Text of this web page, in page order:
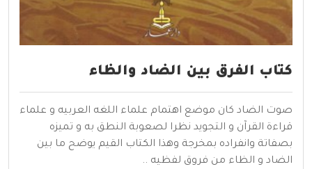
كتاب الفرق بين الضاد والظاء
صوت الضاد كان موضع اهتمام علماء اللغه العربيه و علماء
قراءة القرآن و التجويد نظرا لصعوبة النطق به و تميزه
بصفاتة وانفراده بمخرجة وهذا الكتاب القيم يوضح ما بين
الضاد و الظاء من فروق لفظيه ..